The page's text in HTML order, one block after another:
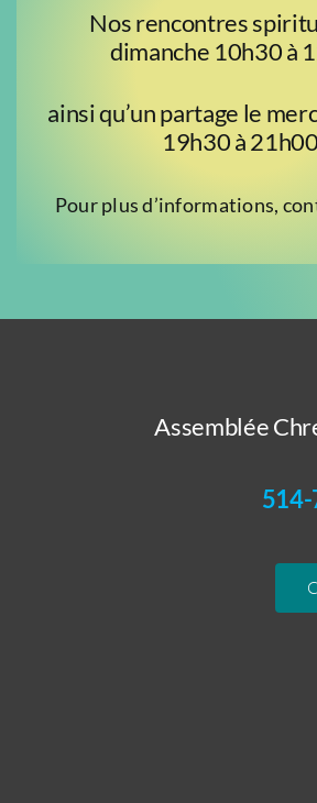
Nos rencontres
dimanche 10h30 à
ainsi qu’un partage le
19h30 à 21h00
Pour plus d’informations,
Assemblée